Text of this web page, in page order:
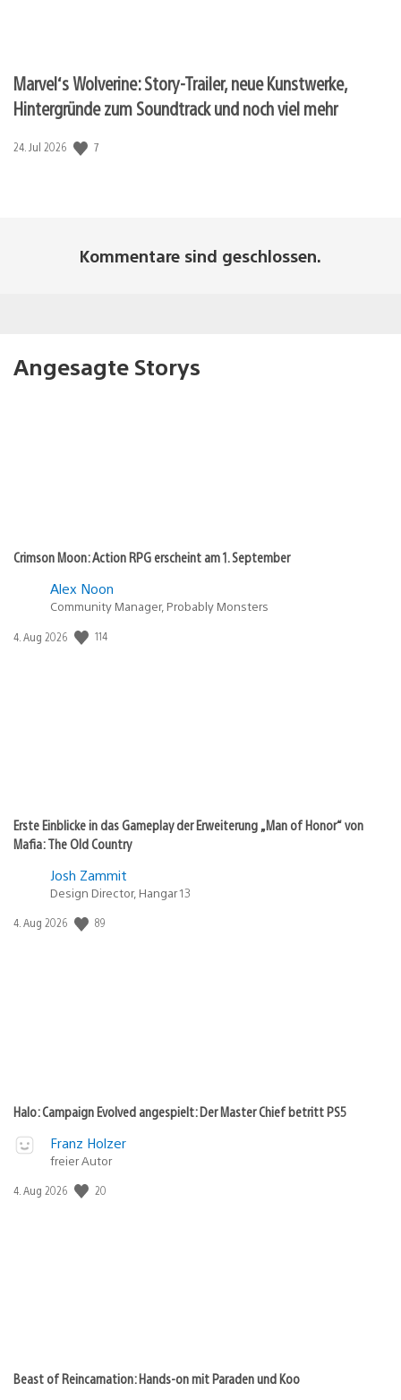
Marvel‘s Wolverine: Story-Trailer, neue Kunstwerke,
Hintergründe zum Soundtrack und noch viel mehr
Veröffentlichungsdatum:
24. Jul 2026 7
Kommentare sind geschlossen.
Angesagte Storys
Crimson Moon: Action RPG erscheint am 1. September
Alex Noon
Community Manager, Probably Monsters
Veröffentlichungsdatum:
4. Aug 2026 114
Erste Einblicke in das Gameplay der Erweiterung „Man of Honor“ von
Mafia: The Old Country
Josh Zammit
Design Director, Hangar 13
Veröffentlichungsdatum:
4. Aug 2026 89
Halo: Campaign Evolved angespielt: Der Master Chief betritt PS5
Franz Holzer
freier Autor
Veröffentlichungsdatum:
4. Aug 2026 20
Beast of Reincarnation: Hands-on mit Paraden und Koo